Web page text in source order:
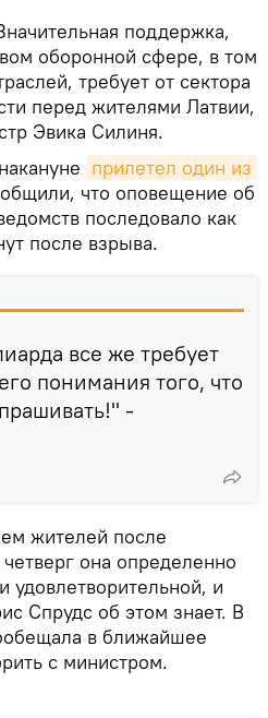
поддержка,
оборонной сфере, в том
требует от сектора
перед жителями Латвии,
Эвика Силиня.
прилетел один из
что оповещение об
последовало как
после взрыва.
все же требует
понимания того, что
-
жителей после
она определенно
удовлетворительной, и
Спрудс об этом знает. В
в ближайшее
с министром.